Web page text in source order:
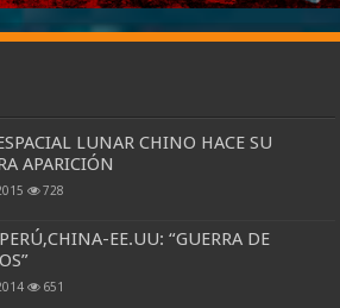
LUNAR CHINO HACE SU
APARICIÓN
728
EE.UU: “GUERRA DE
651